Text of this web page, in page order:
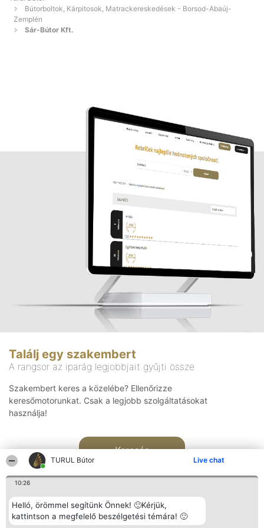
TURUL Bútor Live chat
10:26
Helló, örömmel segítünk Önnek! 🙂Kérjük,
kattintson a megfelelő beszélgetési témára! 🙂
Bútorboltok, Kárpitosok, Matrackereskedések - Borsod-Abaúj-
Zemplén
Sár-Bútor Kft.
Találj egy szakembert
A rangsor az iparág legjobbjait gyűjti össze
Szakembert keres a közelébe? Ellenőrizze
keresőmotorunkat. Csak a legjobb szolgáltatásokat
használja!
Keresés